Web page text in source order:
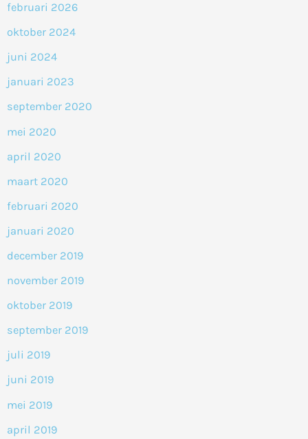
februari 2026
oktober 2024
juni 2024
januari 2023
september 2020
mei 2020
april 2020
maart 2020
februari 2020
januari 2020
december 2019
november 2019
oktober 2019
september 2019
juli 2019
juni 2019
mei 2019
april 2019